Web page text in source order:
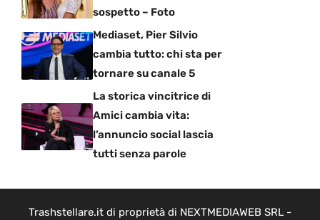
sospetto – Foto
Mediaset, Pier Silvio
cambia tutto: chi sta per
tornare su canale 5
La storica vincitrice di
Amici cambia vita:
l’annuncio social lascia
tutti senza parole
Trashstellare.it di proprietà di NEXTMEDIAWEB SRL -